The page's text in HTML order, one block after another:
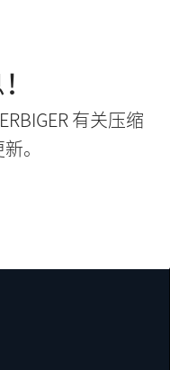
有关压缩
。